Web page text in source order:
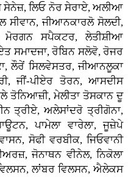
ਸੇਨੇਜ਼, ਲਿਓ ਨੋਰ ਸੇਰਾਏ, ਅਲੀਆ
ਸੀਵਾਨ, ਜੀਆਨਕਾਰਲੋ ਸੋਲਦੀ,
ਮੋਰਗਨ ਸਪੈਕਟਰ, ਲੇਤੀਸ਼ੀਆ
ਸਮਾਦਜਾ, ਰੋਬਿਨ ਸਲੋਵੋ, ਰੋਜਰ
ਲੌਰੇਂ ਸਿਲਵੇਸਤਰ, ਜੀਆਨਲੂਕਾ
ਜੀਂ-ਪੀਏਰ ਤੋਰਨ, ਆਸਦੀਸ
ਮੇਲੀਤਾ ਤੋਸਕਾਨ ਦੂ
ਤ੍ਰੀਏ, ਅਲੇਸਾਂਦਰੋ ਤ੍ਰੀਗੋਨਾ,
ਪਾਮੇਲਾ ਵਾਰੇਲਾ, ਜੂਜ਼ੇਪੇ
ਸੋਫੀ ਵਰਬੀਕ, ਜਿਓਵਾਨੀ
ਜੋਨਾਥਨ ਵੀਨੇਲ, ਨਿਕੋਲਾ
ਲਾਂਬਰ ਵਿਲਸਨ, ਐਲੇਕਸ